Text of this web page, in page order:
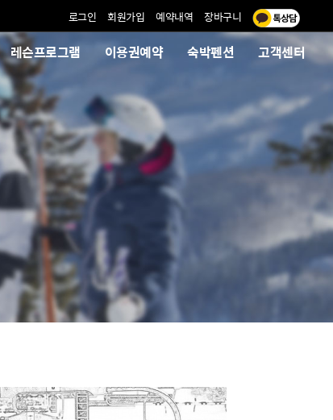
로그인 회원가입 예약내역 장바구니
레슨프로그램 이용권예약 숙박펜션 고객센터